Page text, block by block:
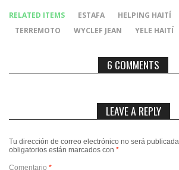
RELATED ITEMS ESTAFA HELPING HAITÍ
TERREMOTO
WYCLEF JEAN YELE HAITÍ
6 COMMENTS
LEAVE A REPLY
Tu dirección de correo electrónico no será publicada.
obligatorios están marcados con *
Comentario *